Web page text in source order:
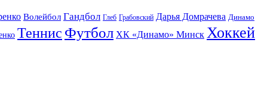
Волейбол Гандбол Глеб Грабовский Дарья Домрачева Динамо
Теннис Футбол ХК «Динамо» Минск Хоккей